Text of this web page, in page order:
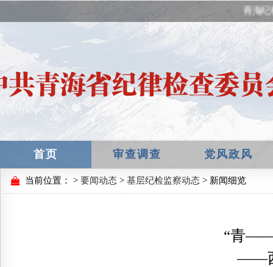
青海纪
首页 审查调查 党风政风
当前位置： > 要闻动态 > 基层纪检监察动态 > 新闻细览
“青——
——